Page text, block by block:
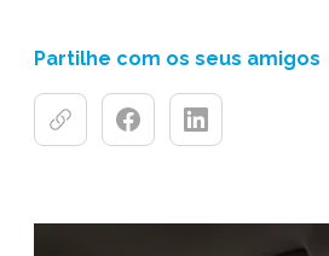
Partilhe com os seus amigos